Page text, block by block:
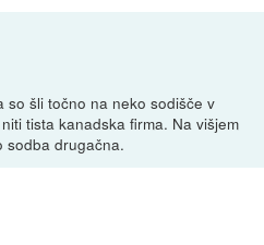
so šli točno na neko sodišče v
tista kanadska firma. Na višjem
sodba drugačna.